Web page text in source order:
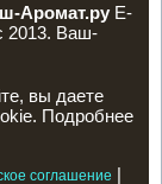
Аромат.руE-
2013. Ваш-
вы даете
Подробнее
соглашение |